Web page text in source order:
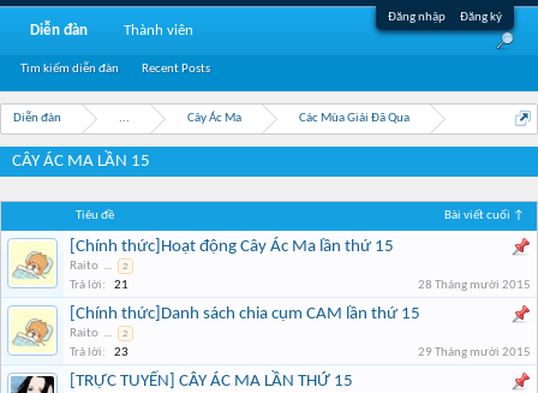
Đăng nhập Đăng ký
Diễn đàn ... Cây Ác Ma Các Mùa Giải Đã Qua
CÂY ÁC MA LẦN 15
Tiêu đề Bài viết cuối ↑
[Chính thức]Hoạt động Cây Ác Ma lần thứ 15
Raito ... 2
Trả lời: 21 28 Tháng mười 2015
[Chính thức]Danh sách chia cụm CAM lần thứ 15
Raito ... 2
Trả lời: 23 29 Tháng mười 2015
[TRỰC TUYẾN] CÂY ÁC MA LẦN THỨ 15
Diễn đàn
Tìm kiếm diễn đàn Recent Posts
Thành viên